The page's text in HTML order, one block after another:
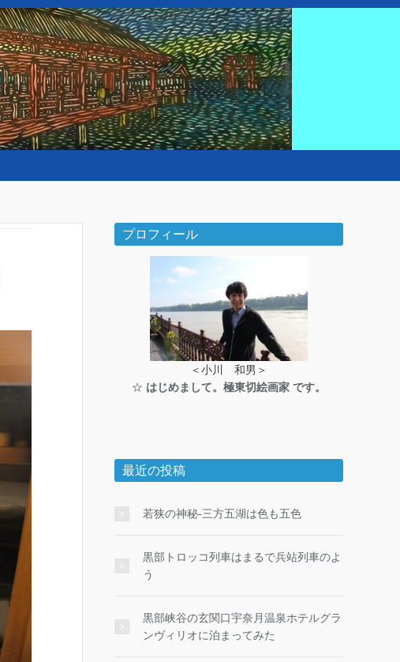
プロフィール
＜小川 和男＞
☆ はじめまして。極東切絵画家 です。
最近の投稿
若狭の神秘-三方五湖は色も五色
黒部トロッコ列車はまるで兵站列車のよ
う
黒部峡谷の玄関口宇奈月温泉ホテルグラ
ンヴィリオに泊まってみた